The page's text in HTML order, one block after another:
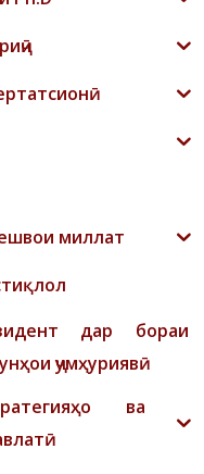
миллат
дар бораи
ҷумҳуриявӣ
ва